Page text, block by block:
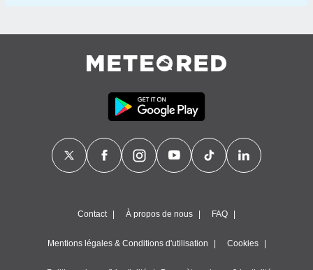
Contact À propos de nous FAQ
Mentions légales & Conditions d'utilisation Cookies